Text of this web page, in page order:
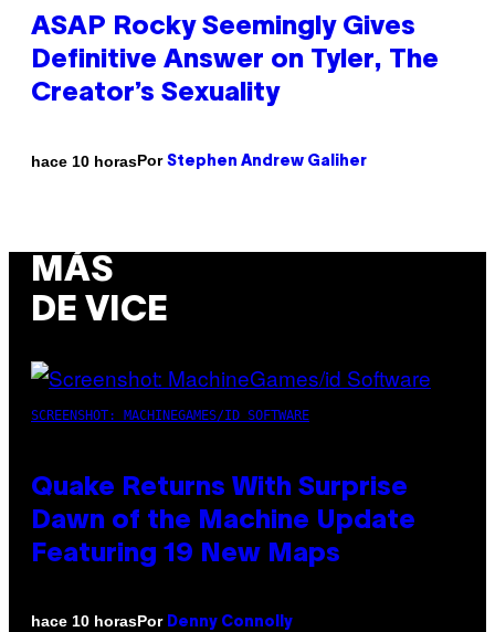
ASAP Rocky Seemingly Gives
Definitive Answer on Tyler, The
Creator’s Sexuality
hace 10 horasPor Stephen Andrew Galiher
MÁS
DE VICE
SCREENSHOT: MACHINEGAMES/ID SOFTWARE
Quake Returns With Surprise
Dawn of the Machine Update
Featuring 19 New Maps
hace 10 horasPor Denny Connolly